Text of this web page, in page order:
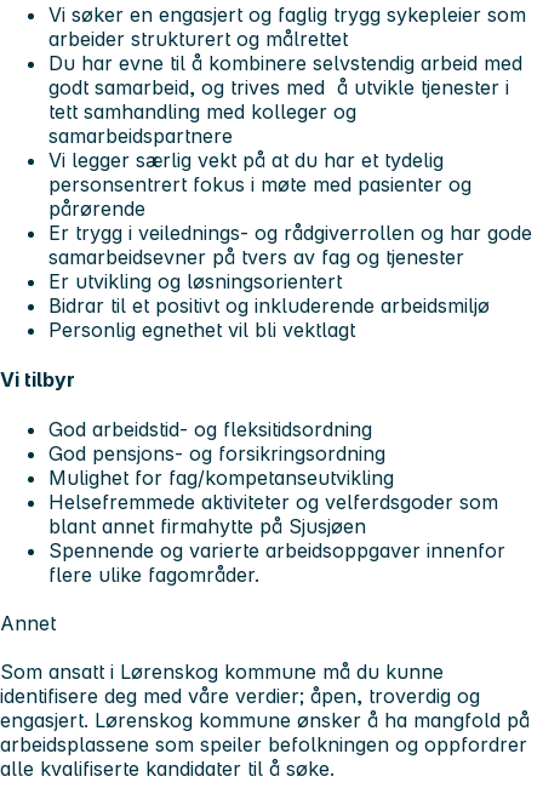
Vi søker en engasjert og faglig trygg sykepleier som
arbeider strukturert og målrettet
Du har evne til å kombinere selvstendig arbeid med
godt samarbeid, og trives med å utvikle tjenester i
tett samhandling med kolleger og
samarbeidspartnere
Vi legger særlig vekt på at du har et tydelig
personsentrert fokus i møte med pasienter og
pårørende
Er trygg i veilednings- og rådgiverrollen og har gode
samarbeidsevner på tvers av fag og tjenester
Er utvikling og løsningsorientert
Bidrar til et positivt og inkluderende arbeidsmiljø
Personlig egnethet vil bli vektlagt
Vi tilbyr
God arbeidstid- og fleksitidsordning
God pensjons- og forsikringsordning
Mulighet for fag/kompetanseutvikling
Helsefremmede aktiviteter og velferdsgoder som
blant annet firmahytte på Sjusjøen
Spennende og varierte arbeidsoppgaver innenfor
flere ulike fagområder.
Annet
Som ansatt i Lørenskog kommune må du kunne
identifisere deg med våre verdier; åpen, troverdig og
engasjert. Lørenskog kommune ønsker å ha mangfold på
arbeidsplassene som speiler befolkningen og oppfordrer
alle kvalifiserte kandidater til å søke.